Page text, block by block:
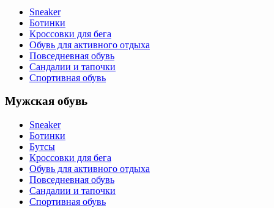
Sneaker
Ботинки
Кроссовки для бега
Обувь для активного отдыха
Повседневная обувь
Сандалии и тапочки
Спортивная обувь
Мужская обувь
Sneaker
Ботинки
Бутсы
Кроссовки для бега
Обувь для активного отдыха
Повседневная обувь
Сандалии и тапочки
Спортивная обувь